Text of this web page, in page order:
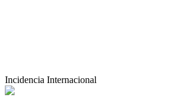
Incidencia Internacional